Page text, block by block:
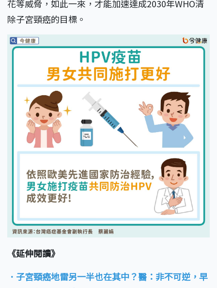
花等威脅，如此一來，才能加速達成2030年WHO清
除子宮頸癌的目標。
《延伸閱讀》
．子宮頸癌地雷另一半也在其中？醫：非不可逆，早